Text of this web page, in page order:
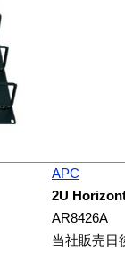
APC
2U
AR8426A
当社販売日